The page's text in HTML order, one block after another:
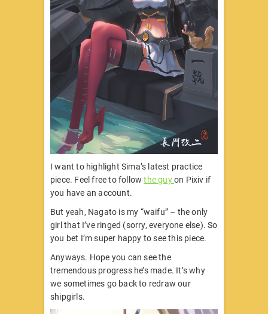
I want to highlight Sima’s latest practice
piece. Feel free to followthe guyon Pixiv if
you have an account.
But yeah, Nagato is my “waifu” – the only
girl that I’ve ringed (sorry, everyone else). So
you bet I’m super happy to see this piece.
Anyways. Hope you can see the
tremendous progress he’s made. It’s why
we sometimes go back to redraw our
shipgirls.